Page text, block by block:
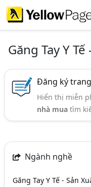
Găng Tay Y
Đăng ký
Hiển thị miễn
nhà mua tìm
Ngành nghề
Găng Tay Y Tế - Sản